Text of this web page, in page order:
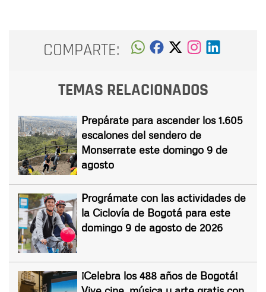
COMPARTE:
TEMAS RELACIONADOS
Prepárate para ascender los 1.605
escalones del sendero de
Monserrate este domingo 9 de
agosto
Prográmate con las actividades de
la Ciclovía de Bogotá para este
domingo 9 de agosto de 2026
¡Celebra los 488 años de Bogotá!